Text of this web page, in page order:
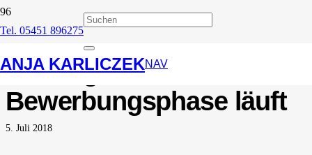
Tel. 05451 896275
ANJA KARLICZEKNAV
Kita-Preis für gute
Bildung Karliczek:
Bewerbungsphase läuft
5. Juli 2018